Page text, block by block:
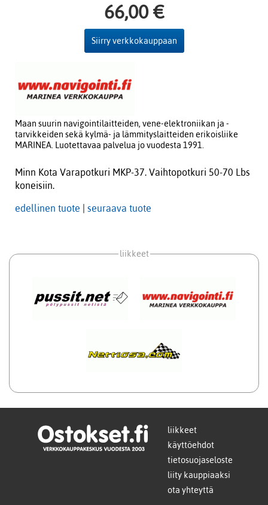
66,00 €
Siirry verkkokauppaan
Maan suurin navigointilaitteiden, vene-elektroniikan ja -
tarvikkeiden sekä kylmä- ja lämmityslaitteiden erikoisliike
MARINEA. Luotettavaa palvelua jo vuodesta 1991.
Minn Kota Varapotkuri MKP-37. Vaihtopotkuri 50-70 Lbs
koneisiin.
edellinen tuote seuraava tuote
liikkeet
liikkeet
käyttöehdot
tietosuojaseloste
liity kauppiaaksi
ota yhteyttä